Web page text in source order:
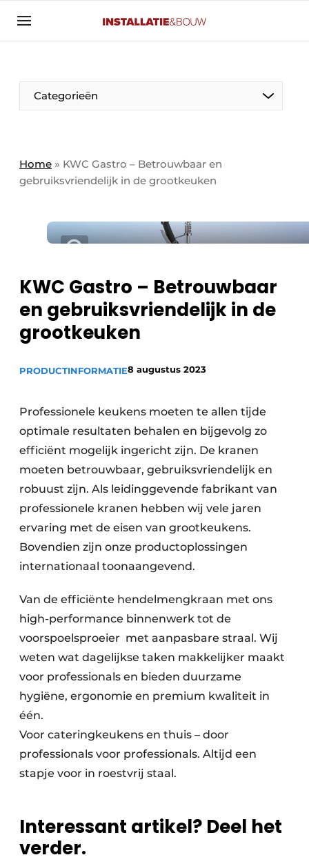
Aanmelden
Banner overzicht
BedrijvenAanmeldenBedankt voor de aanmelding
Contact
Evenement aanmelden
Meest gelezen
Podcasts
Privacy / Cookie statement
Vacature aanmelden
Video’s
Categorieën
Panelgesprek
HVAC
Sanitair
Ventilatie
Warmtepompen
Home » KWC Gastro – Betrouwbaar en
gebruiksvriendelijk in de grootkeuken
KWC Gastro – Betrouwbaar
en gebruiksvriendelijk in de
grootkeuken
PRODUCTINFORMATIE8 augustus 2023
Professionele keukens moeten te allen tijde
optimale resultaten behalen en bijgevolg zo
efficiënt mogelijk ingericht zijn. De kranen
moeten betrouwbaar, gebruiksvriendelijk en
robuust zijn. Als leidinggevende fabrikant van
professionele kranen hebben wij vele jaren
ervaring met de eisen van grootkeukens.
Bovendien zijn onze productoplossingen
internationaal toonaangevend.
Van de efficiënte hendelmengkraan met ons
high-performance binnenwerk tot de
voorspoelsproeier met aanpasbare straal. Wij
weten wat dagelijkse taken makkelijker maakt
voor professionals en bieden duurzame
hygiëne, ergonomie en premium kwaliteit in
één.
Voor cateringkeukens en thuis – door
professionals voor professionals. Altijd een
stapje voor in roestvrij staal.
Interessant artikel? Deel het
verder.